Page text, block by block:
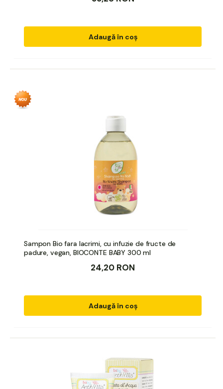
Adaugă în coș
Sampon Bio fara lacrimi, cu infuzie de fructe de
padure, vegan, BIOCONTE BABY 300 ml
24,20 RON
Adaugă în coș